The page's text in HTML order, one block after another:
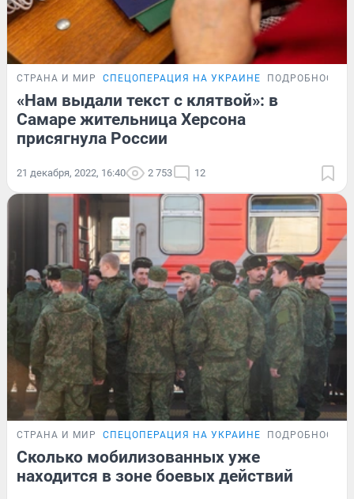
СТРАНА И МИР СПЕЦОПЕРАЦИЯ НА УКРАИНЕ ПОДРОБНОСТИ
«Нам выдали текст с клятвой»: в
Самаре жительница Херсона
присягнула России
21 декабря, 2022, 16:40 2 753 12
СТРАНА И МИР СПЕЦОПЕРАЦИЯ НА УКРАИНЕ ПОДРОБНОСТИ
Сколько мобилизованных уже
находится в зоне боевых действий